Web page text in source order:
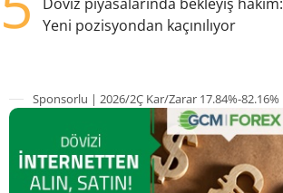
Yeni pozisyondan kaçınılıyor
Sponsorlu | 2026/2Ç Kar/Zarar 17.84%-82.16%